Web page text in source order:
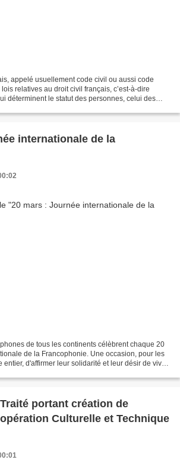
appelé usuellement code civil ou aussi code
relatives au droit civil français, c’est-à-dire
déterminent le statut des personnes, celui des
internationale de la
de tous les continents célèbrent chaque 20
de la Francophonie. Une occasion, pour les
d'affirmer leur solidarité et leur désir de vivre
portant création de
Culturelle et Technique